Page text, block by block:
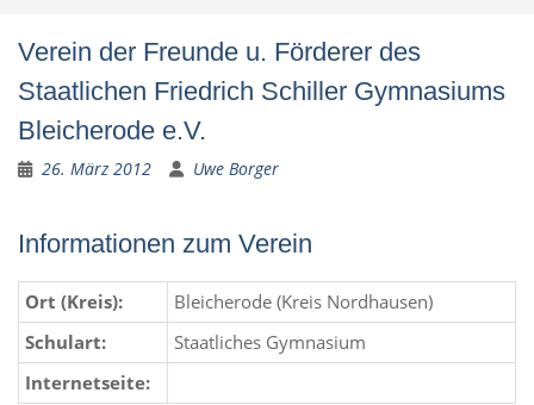
Verein der Freunde u. Förderer des
Staatlichen Friedrich Schiller Gymnasiums
Bleicherode e.V.
26. März 2012 Uwe Borger
Informationen zum Verein
Ort (Kreis):
Bleicherode (Kreis Nordhausen)
Schulart:
Staatliches Gymnasium
Internetseite: